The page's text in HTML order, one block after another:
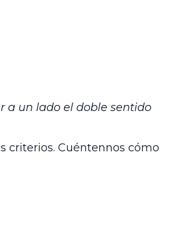
a un lado el doble sentido
criterios. Cuéntennos cómo